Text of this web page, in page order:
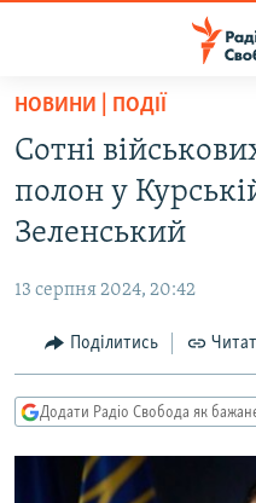
Перейти
основного
матеріалу
Перейти
до
основної
навігації
Перейти
до
пошуку
СТАТТІ
ЕКОНОМІКА
СУСПІЛЬСТВО
УКРАЇНА
РОСІЙСЬКА «ФІЛЬТРАЦІЯ»
ДОНБАС.РЕАЛІЇ
ТИ ЯК?
СХЕМИ
НОВИНИ | ПОДІЇ
Сотні
полон у
Зеленський
13 серпня 2024, 20:42
Поділитись
Додати Радіо Свобода як